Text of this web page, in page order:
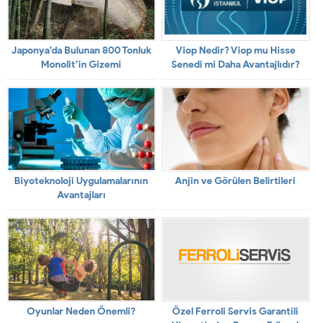
Japonya’da Bulunan 800 Tonluk
Monolit’in Gizemi
Viop Nedir? Viop mu Hisse
Senedi mi Daha Avantajlıdır?
Biyoteknoloji Uygulamalarının
Avantajları
Anjin ve Görülen Belirtileri
Oyunlar Neden Önemli?
Özel Ferroli Servis Garantili